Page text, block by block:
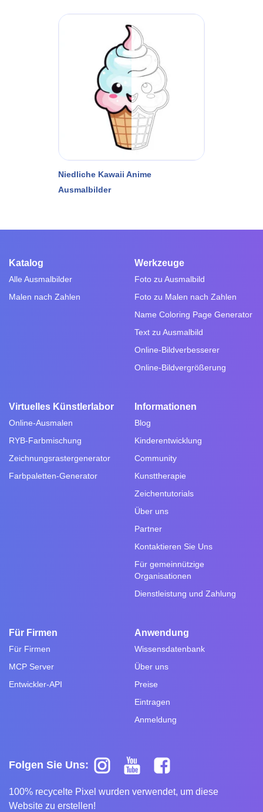
Niedliche Kawaii Anime
Ausmalbilder
Katalog
Alle Ausmalbilder
Malen nach Zahlen
Werkzeuge
Foto zu Ausmalbild
Foto zu Malen nach Zahlen
Name Coloring Page Generator
Text zu Ausmalbild
Online-Bildverbesserer
Online-Bildvergrößerung
Virtuelles Künstlerlabor
Online-Ausmalen
RYB-Farbmischung
Zeichnungsrastergenerator
Farbpaletten-Generator
Informationen
Blog
Kinderentwicklung
Community
Kunsttherapie
Zeichentutorials
Über uns
Partner
Kontaktieren Sie Uns
Für gemeinnützige
Organisationen
Dienstleistung und Zahlung
Für Firmen
Für Firmen
MCP Server
Entwickler-API
Anwendung
Wissensdatenbank
Über uns
Preise
Eintragen
Anmeldung
Folgen Sie Uns:
100% recycelte Pixel wurden verwendet, um diese
Website zu erstellen!